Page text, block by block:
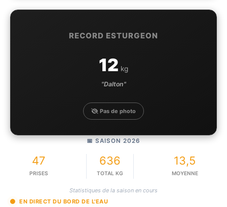
RECORD ESTURGEON
12 kg
"Dalton"
Pas de photo
📅 SAISON 2026
47
PRISES
636
TOTAL KG
13,5
MOYENNE
Statistiques de la saison en cours
EN DIRECT DU BORD DE L'EAU